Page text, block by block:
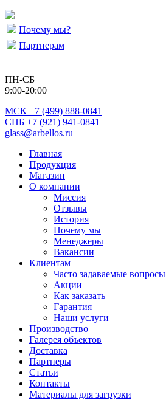
Почему мы?
Партнерам
ПН-СБ
9:00-20:00
МСК +7 (499) 888-0841
СПБ +7 (921) 941-0841
glass@arbellos.ru
Главная
Продукция
Магазин
О компании
Миссия
Отзывы
История
Почему мы
Менеджеры
Вакансии
Клиентам
Часто задаваемые вопросы
Акции
Как заказать
Гарантия
Наши услуги
Производство
Галерея объектов
Доставка
Партнеры
Статьи
Контакты
Материалы для загрузки